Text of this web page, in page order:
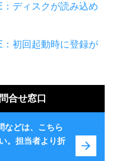
ディスクが読み込め
初回起動時に登録が
合せ窓口
などは、こちら
。担当者より折